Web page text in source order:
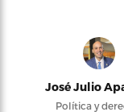
José Julio
Política y